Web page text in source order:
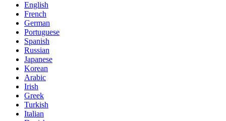
English
French
German
Portuguese
Spanish
Russian
Japanese
Korean
Arabic
Irish
Greek
Turkish
Italian